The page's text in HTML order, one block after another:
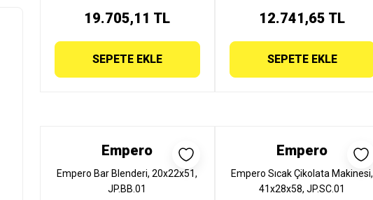
19.705,11 TL
SEPETE EKLE
12.741,65 TL
SEPETE EKLE
Empero
Empero Bar Blenderi, 20x22x51,
JP.BB.01
Empero
Empero Sıcak Çikolata Makinesi,
41x28x58, JP.SC.01